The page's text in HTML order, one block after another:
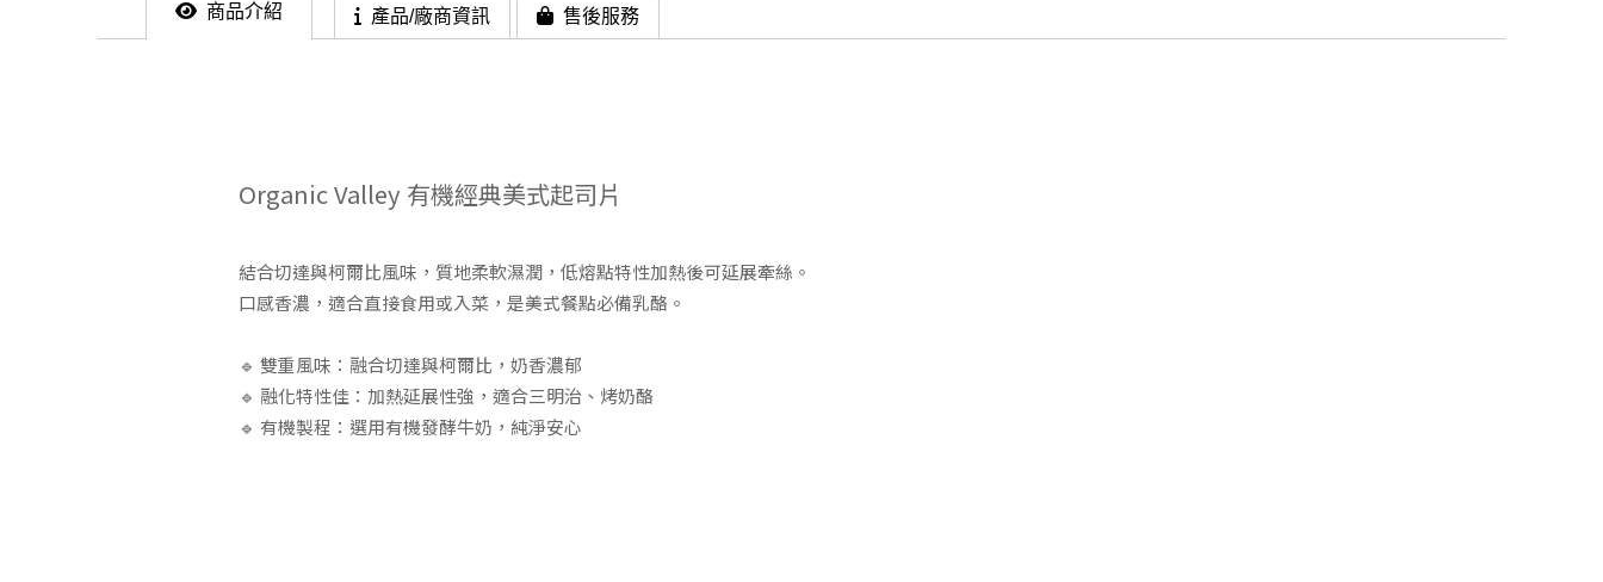
商品介紹 產品/廠商資訊 售後服務
Organic Valley 有機經典美式起司片
結合切達與柯爾比風味，質地柔軟濕潤，低熔點特性加熱後可延展牽絲。
口感香濃，適合直接食用或入菜，是美式餐點必備乳酪。
🔹 雙重風味：融合切達與柯爾比，奶香濃郁
🔹 融化特性佳：加熱延展性強，適合三明治、烤奶酪
🔹 有機製程：選用有機發酵牛奶，純淨安心